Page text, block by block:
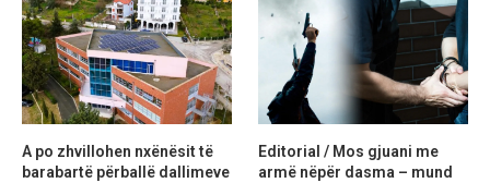
A po zhvillohen nxënësit të
barabartë përballë dallimeve
Editorial / Mos gjuani me
armë nëpër dasma – mund